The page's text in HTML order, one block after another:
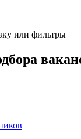
или фильтры